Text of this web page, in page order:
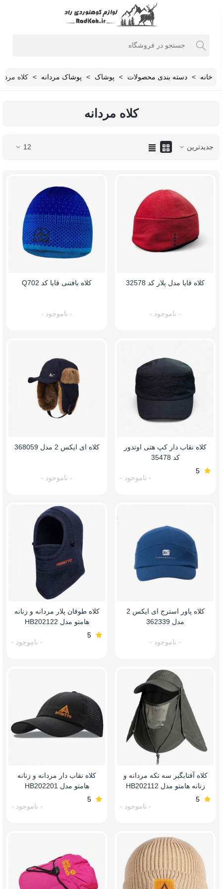
خانه > دسته بندی محصولات > پوشاک > پوشاک مردانه > کلاه
کلاه مردانه
جدیدترین 12
کلاه قایا مدل پلار کد 32578
- ناموجود -
کلاه بافتنی قایا کد Q702
- ناموجود -
کلاه نقاب دار کپ هتی اوتدور
کد 35478
5
- ناموجود -
کلاه ای ایکس 2 مدل 368059
- ناموجود -
کلاه پاور استرج ای ایکس 2
مدل 362339
- ناموجود -
کلاه طوفان پلار مردانه و زنانه
هامتو مدل HB202122
5
- ناموجود -
کلاه آفتابگیر سه تکه مردانه و
زنانه هامتو مدل HB202112
5
- ناموجود -
کلاه نقاب دار مردانه و زنانه
هامتو مدل HB202201
5
- ناموجود -